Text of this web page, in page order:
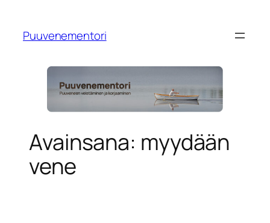
Puuvenementori
Avainsana: myydään
vene